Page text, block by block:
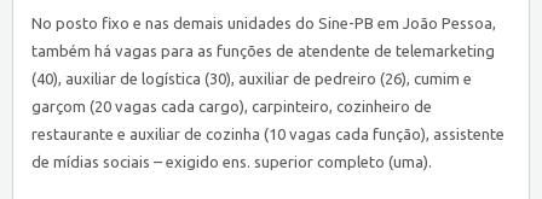
No posto fixo e nas demais unidades do Sine-PB em João Pessoa,
também há vagas para as funções de atendente de telemarketing
(40), auxiliar de logística (30), auxiliar de pedreiro (26), cumim e
garçom (20 vagas cada cargo), carpinteiro, cozinheiro de
restaurante e auxiliar de cozinha (10 vagas cada função), assistente
de mídias sociais – exigido ens. superior completo (uma).